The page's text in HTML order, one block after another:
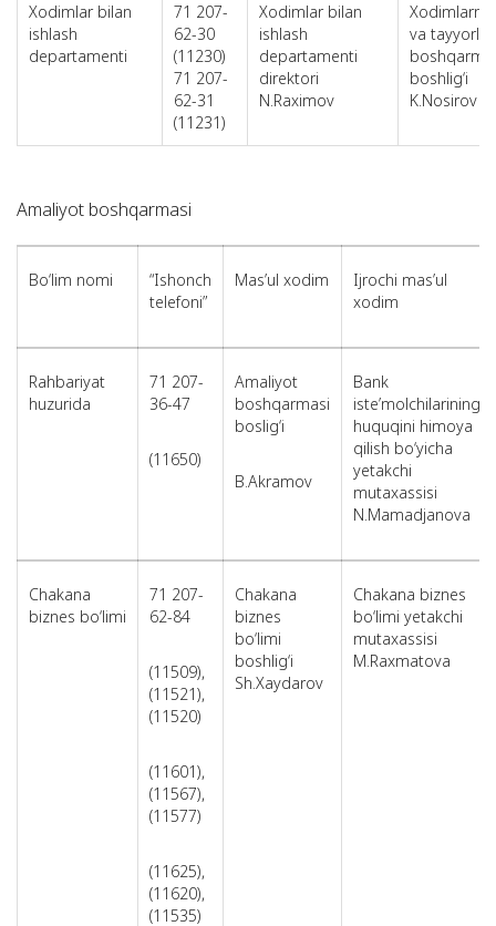
Xodimlar bilan
ishlash
departamenti
71 207-
62-30
(11230)
71 207-
62-31
(11231)
Xodimlar bilan
ishlash
departamenti
direktori
N.Raximov
Xodimlarni
va
boshqarma
boshlig‘i
K.Nosirov
Amaliyot boshqarmasi
Bo‘lim nomi
“Ishonch
telefoni”
Mas’ul xodim
Ijrochi mas’ul
xodim
Rahbariyat
huzurida
71 207-
36-47
(11650)
Amaliyot
boshqarmasi
boslig‘i
B.Akramov
Bank
iste’molchilarining
huquqini himoya
qilish bo‘yicha
yetakchi
mutaxassisi
N.Mamadjanova
Chakana
biznes bo‘limi
71 207-
62-84
(11509),
(11521),
(11520)
(11601),
(11567),
(11577)
(11625),
(11620),
(11535)
Chakana
biznes
bo‘limi
boshlig‘i
Sh.Xaydarov
Chakana biznes
bo‘limi yetakchi
mutaxassisi
M.Raxmatova